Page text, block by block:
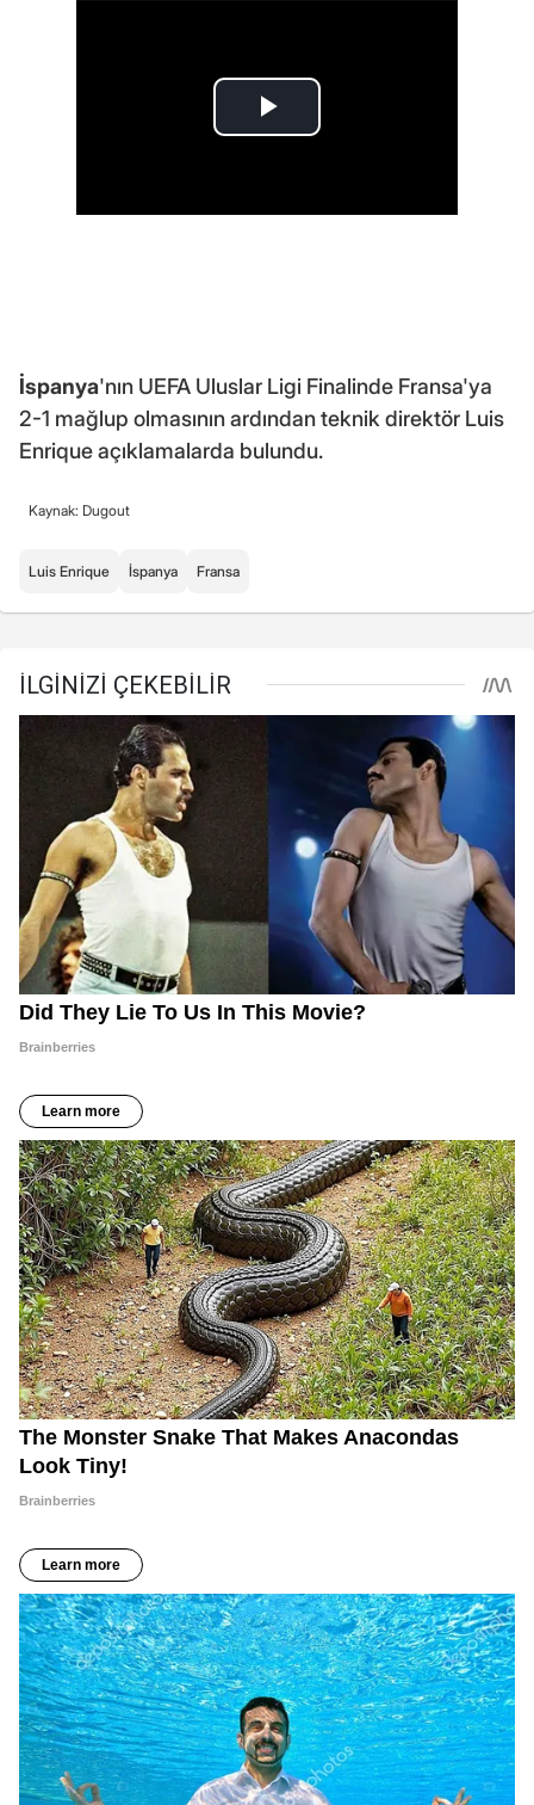
İspanya'nın UEFA Uluslar Ligi Finalinde Fransa'ya
2-1 mağlup olmasının ardından teknik direktör Luis
Enrique açıklamalarda bulundu.
Kaynak: Dugout
Luis Enrique İspanya Fransa